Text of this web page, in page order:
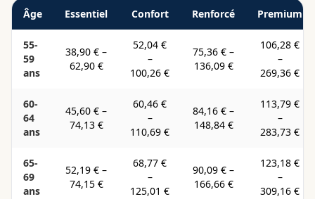
Âge Essentiel Confort Renforcé Premium
55-
59
ans
38,90 € –
62,90 €
52,04 €
–
100,26 €
75,36 € –
136,09 €
106,28 €
–
269,36 €
60-
64
ans
45,60 € –
74,13 €
60,46 €
–
110,69 €
84,16 € –
148,84 €
113,79 €
–
283,73 €
65-
69
ans
52,19 € –
74,15 €
68,77 €
–
125,01 €
90,09 € –
166,66 €
123,18 €
–
309,16 €